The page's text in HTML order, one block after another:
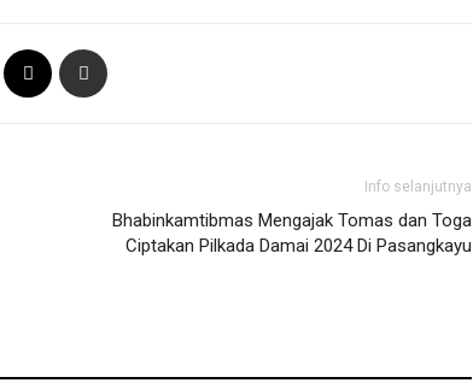
Info selanjutnya
Bhabinkamtibmas Mengajak Tomas dan Toga
Ciptakan Pilkada Damai 2024 Di Pasangkayu